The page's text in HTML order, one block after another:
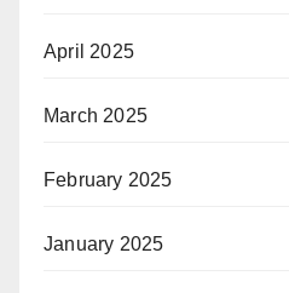
April 2025
March 2025
February 2025
January 2025